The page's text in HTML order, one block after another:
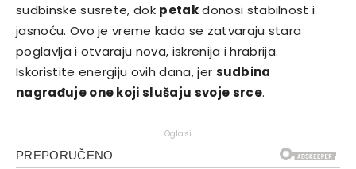
sudbinske susrete, dok petakdonosi stabilnost i
jasnoću. Ovo je vreme kada se zatvaraju stara
poglavlja i otvaraju nova, iskrenija i hrabrija.
Iskoristite energiju ovih dana, jer sudbina
nagrađuje one koji slušaju svoje srce.
Oglasi